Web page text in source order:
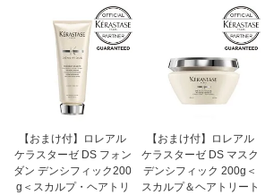
【おまけ付】ロレアル
ケラスターゼ DS フォン
ダン デンシフィック200
g＜スカルプ・ヘアトリ
【おまけ付】ロレアル
ケラスターゼ DS マスク
デンシフィック 200g＜
スカルプ＆ヘアトリート